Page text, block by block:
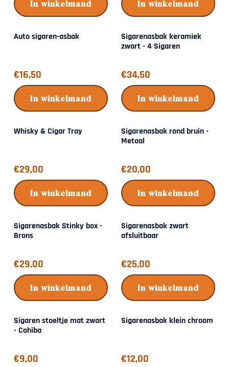
In winkelmand In winkelmand
Auto sigaren-asbak
Prijs: 16,50
€16,50
In winkelmand
Sigarenasbak keramiek
zwart - 4 Sigaren
Prijs: 34,50
€34,50
In winkelmand
Whisky & Cigar Tray
Prijs: 29,00
€29,00
In winkelmand
Sigarenasbak rond bruin -
Metaal
Prijs: 20,00
€20,00
In winkelmand
Sigarenasbak Stinky box -
Brons
Prijs: 29,00
€29,00
In winkelmand
Sigarenasbak zwart
afsluitbaar
Prijs: 25,00
€25,00
In winkelmand
Sigaren stoeltje mat zwart
- Cohiba
Prijs: 9,00
€9,00
Sigarenasbak klein chroom
Prijs: 12,00
€12,00